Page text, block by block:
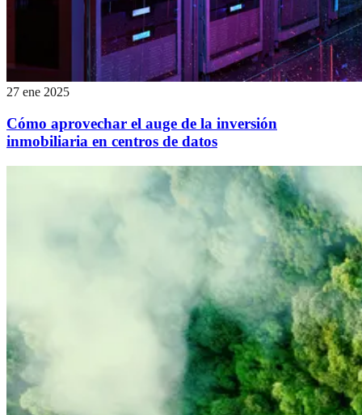
27 ene 2025
Cómo aprovechar el auge de la inversión
inmobiliaria en centros de datos